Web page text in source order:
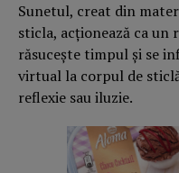
Sunetul, creat din
sticla, acționează ca un
răsucește timpul și se
virtual la corpul de
reflexie sau iluzie.